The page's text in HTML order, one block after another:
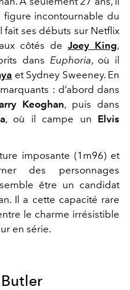
figure incontournable du
fait ses débuts sur Netflix
côtés de Joey King,
dans Euphoria, où il
et Sydney Sweeney. En
: d’abord dans
Keoghan, puis dans
, où il campe un Elvis
imposante (1m96) et
des personnages
semble être un candidat
Il a cette capacité rare
le charme irrésistible
en série.